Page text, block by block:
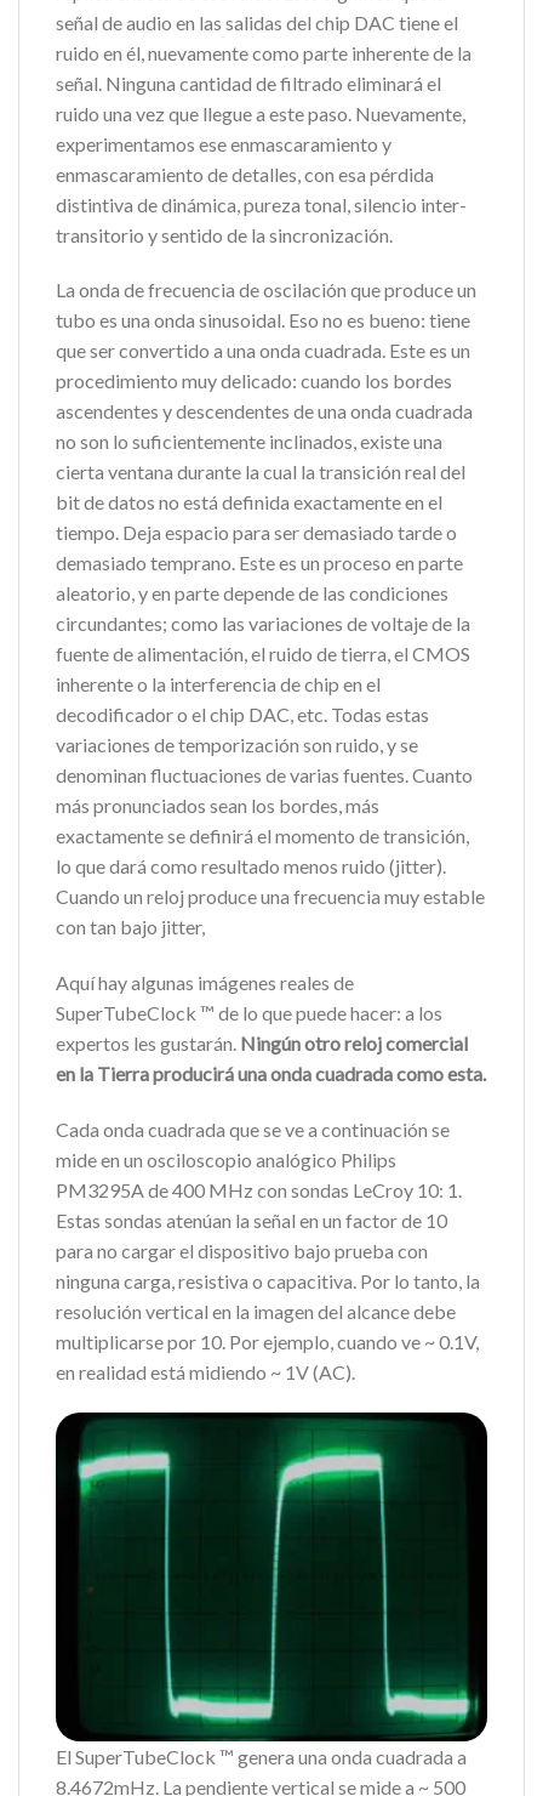
señal de audio en las salidas del chip DAC tiene el
ruido en él, nuevamente como parte inherente de la
señal. Ninguna cantidad de filtrado eliminará el
ruido una vez que llegue a este paso. Nuevamente,
experimentamos ese enmascaramiento y
enmascaramiento de detalles, con esa pérdida
distintiva de dinámica, pureza tonal, silencio inter-
transitorio y sentido de la sincronización.
La onda de frecuencia de oscilación que produce un
tubo es una onda sinusoidal. Eso no es bueno: tiene
que ser convertido a una onda cuadrada. Este es un
procedimiento muy delicado: cuando los bordes
ascendentes y descendentes de una onda cuadrada
no son lo suficientemente inclinados, existe una
cierta ventana durante la cual la transición real del
bit de datos no está definida exactamente en el
tiempo. Deja espacio para ser demasiado tarde o
demasiado temprano. Este es un proceso en parte
aleatorio, y en parte depende de las condiciones
circundantes; como las variaciones de voltaje de la
fuente de alimentación, el ruido de tierra, el CMOS
inherente o la interferencia de chip en el
decodificador o el chip DAC, etc. Todas estas
variaciones de temporización son ruido, y se
denominan fluctuaciones de varias fuentes. Cuanto
más pronunciados sean los bordes, más
exactamente se definirá el momento de transición,
lo que dará como resultado menos ruido (jitter).
Cuando un reloj produce una frecuencia muy estable
con tan bajo jitter,
Aquí hay algunas imágenes reales de
SuperTubeClock ™ de lo que puede hacer: a los
expertos les gustarán. Ningún otro reloj comercial
en la Tierra producirá una onda cuadrada como esta.
Cada onda cuadrada que se ve a continuación se
mide en un osciloscopio analógico Philips
PM3295A de 400 MHz con sondas LeCroy 10: 1.
Estas sondas atenúan la señal en un factor de 10
para no cargar el dispositivo bajo prueba con
ninguna carga, resistiva o capacitiva. Por lo tanto, la
resolución vertical en la imagen del alcance debe
multiplicarse por 10. Por ejemplo, cuando ve ~ 0.1V,
en realidad está midiendo ~ 1V (AC).
El SuperTubeClock ™ genera una onda cuadrada a
8.4672mHz. La pendiente vertical se mide a ~ 500